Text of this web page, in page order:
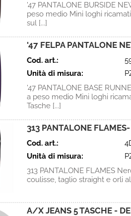
'47 PANTALONE BURSIDE
peso medio Mini loghi
sul [...]
'47 FELPA PANTALONE
Cod. art.:
Unità di misura:
'47 PANTALONE BASE
a peso medio Mini loghi
Tasche [...]
313 PANTALONE
Cod. art.:
Unità di misura:
313 PANTALONE FLAMES
coulisse, taglio straight e orli
A/X JEANS 5 TASCHE -